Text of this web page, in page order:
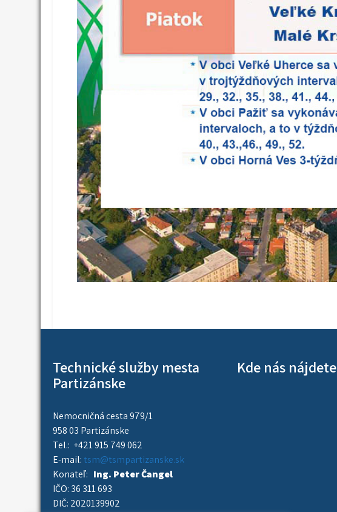
Technické služby mesta
Partizánske
Nemocničná cesta 979/1
958 03 Partizánske
Tel.: +421 915 749 062
E-mail:tsm@tsmpartizanske.sk
Konateľ: Ing. Peter Čangel
IČO: 36 311 693
DIČ: 2020139902
Kde nás nájdete